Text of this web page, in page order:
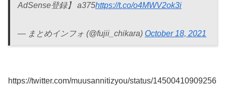
AdSense登録】 a375https://t.co/o4MWV2ok3i
— まとめインフォ (@fujii_chikara) October 18, 2021
https://twitter.com/muusannitizyou/status/14500410909256